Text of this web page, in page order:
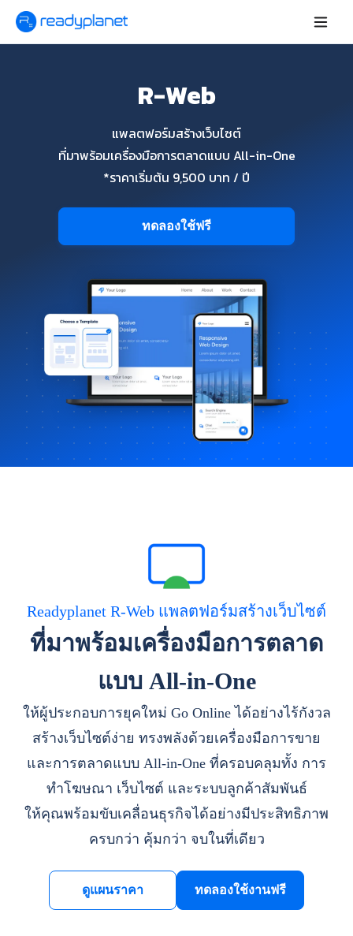
R-Web
แพลตฟอร์มสร้างเว็บไซต์
ที่มาพร้อมเครื่องมือการตลาดแบบ All-in-One
*ราคาเริ่มต้น 9,500 บาท / ปี
ทดลองใช้ฟรี
Readyplanet R-Web แพลตฟอร์มสร้างเว็บไซต์
ที่มาพร้อมเครื่องมือการตลาด
แบบ All-in-One
ให้ผู้ประกอบการยุคใหม่ Go Online ได้อย่างไร้กังวล
สร้างเว็บไซต์ง่าย ทรงพลังด้วยเครื่องมือการขาย
และการตลาดแบบ All-in-One ที่ครอบคลุมทั้ง การ
ทำโฆษณา เว็บไซต์ และระบบลูกค้าสัมพันธ์
ให้คุณพร้อมขับเคลื่อนธุรกิจได้อย่างมีประสิทธิภาพ
ครบกว่า คุ้มกว่า จบในที่เดียว
ดูแผนราคา ทดลองใช้งานฟรี